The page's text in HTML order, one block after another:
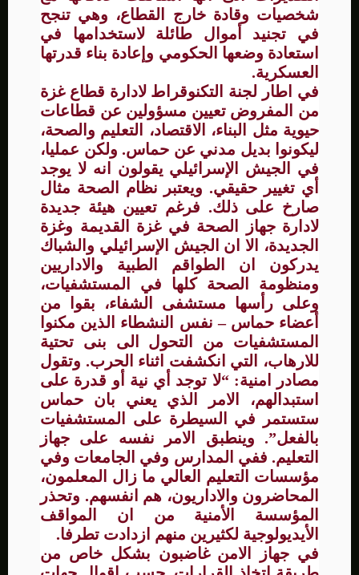
شخصيات وقادة خارج القطاع، وهي تنجح
في تجنيد أموال طائلة لاستخدامها في
استعادة وضعها الحكومي وإعادة بناء قدرتها
العسكرية.
في اطار لجنة التكنوقراط لادارة قطاع غزة
من المفروض تعيين مسؤولين عن قطاعات
حيوية مثل البناء، الاقتصاد، التعليم والصحة،
ليكونوا بديل مدني عن حماس. ولكن عمليا،
في الجيش الإسرائيلي يقولون انه لا يوجد
أي تغيير حقيقي. ويعتبر نظام الصحة مثال
صارخ على ذلك. فرغم تعيين هيئة جديدة
لادارة جهاز الصحة في غزة القديمة وغزة
الجديدة، الا ان الجيش الإسرائيلي والشباك
يدركون ان الطواقم الطبية والاداريين
ومنظومة الصحة كلها في المستشفيات،
وعلى رأسها مستشفى الشفاء، بقوا من
أعضاء حماس – نفس النشطاء الذين مكنوا
المستشفيات من التحول الى بنى تحتية
للارهاب، التي انكشفت اثناء الحرب. وتقول
مصادر امنية: “لا توجد أي نية أو قدرة على
استبدالهم، الامر الذي يعني بان حماس
ستستمر في السيطرة على المستشفيات
بالفعل”. وينطبق الامر نفسه على جهاز
التعليم. ففي المدارس وفي الجامعات وفي
مؤسسات التعليم العالي ما زال المعلمون،
المحاضرون والاداريون، هم انفسهم. وتحذر
المؤسسة الأمنية من ان المواقف
الأيديولوجية لكثيرين منهم ازدادت تطرفا.
في جهاز الامن غاضبون بشكل خاص من